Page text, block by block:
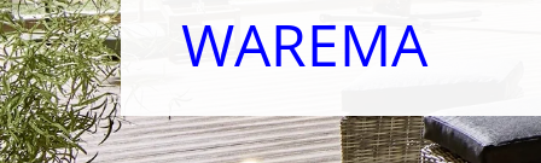
WAREMA